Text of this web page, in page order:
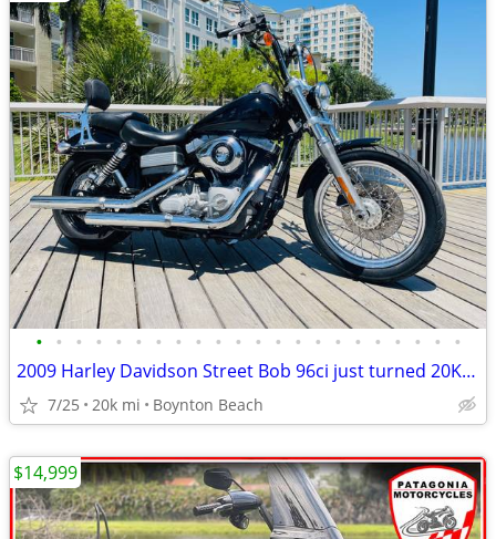
• • • • • • • • • • • • • • • • • • • • • •
2009 Harley Davidson Street Bob 96ci just turned 20K FINANCING
7/25 20k mi Boynton Beach
$14,999